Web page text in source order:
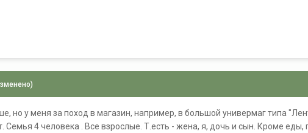
но у меня за поход в магазин, например, в большой универмаг типа
Семья 4 человека . Все взрослые. Т.есть - жена, я, дочь и сын. Кроме еды,